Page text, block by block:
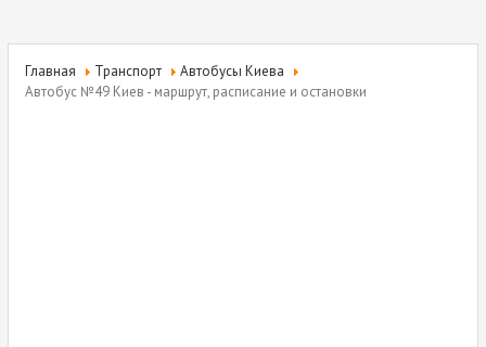
Главная Транспорт
Автобусы Киева
Автобус №49 Киев - маршрут, расписание и остановки